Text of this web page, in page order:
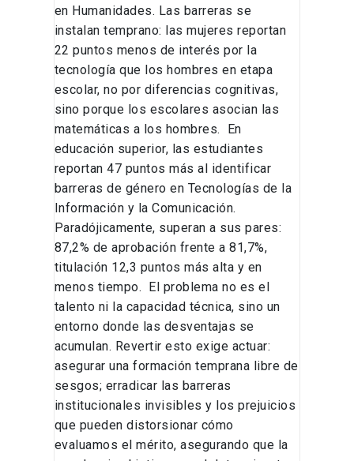
en Humanidades. Las barreras se
instalan temprano: las mujeres reportan
22 puntos menos de interés por la
tecnología que los hombres en etapa
escolar, no por diferencias cognitivas,
sino porque los escolares asocian las
matemáticas a los hombres. En
educación superior, las estudiantes
reportan 47 puntos más al identificar
barreras de género en Tecnologías de la
Información y la Comunicación.
Paradójicamente, superan a sus pares:
87,2% de aprobación frente a 81,7%,
titulación 12,3 puntos más alta y en
menos tiempo. El problema no es el
talento ni la capacidad técnica, sino un
entorno donde las desventajas se
acumulan. Revertir esto exige actuar:
asegurar una formación temprana libre de
sesgos; erradicar las barreras
institucionales invisibles y los prejuicios
que pueden distorsionar cómo
evaluamos el mérito, asegurando que la